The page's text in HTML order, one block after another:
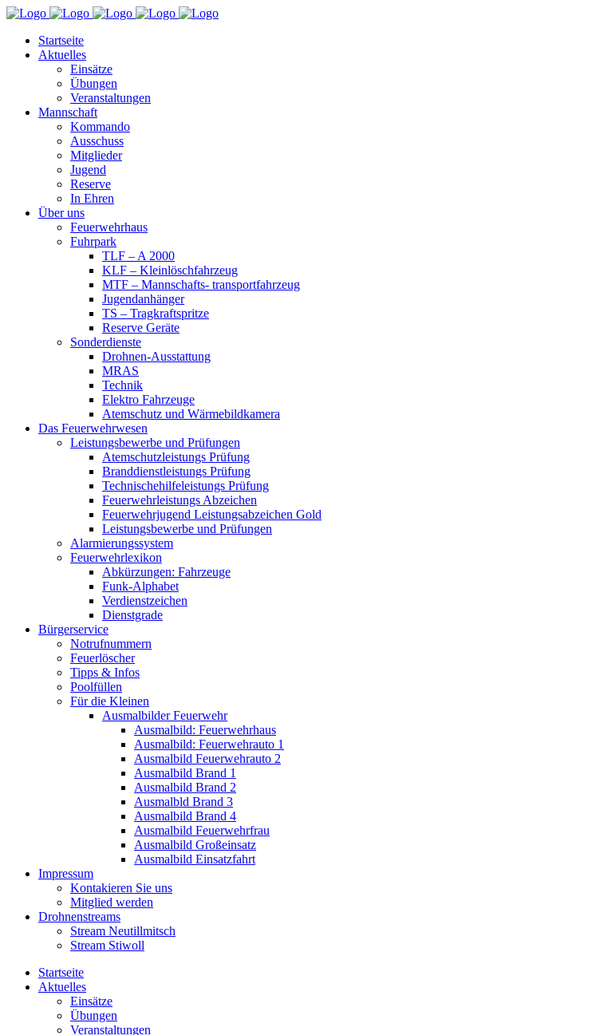
Startseite
Aktuelles
Einsätze
Übungen
Veranstaltungen
Mannschaft
Kommando
Ausschuss
Mitglieder
Jugend
Reserve
In Ehren
Über uns
Feuerwehrhaus
Fuhrpark
TLF – A 2000
KLF – Kleinlöschfahrzeug
MTF – Mannschafts- transportfahrzeug
Jugendanhänger
TS – Tragkraftspritze
Reserve Geräte
Sonderdienste
Drohnen-Ausstattung
MRAS
Technik
Elektro Fahrzeuge
Atemschutz und Wärmebildkamera
Das Feuerwehrwesen
Leistungsbewerbe und Prüfungen
Atemschutzleistungs Prüfung
Branddienstleistungs Prüfung
Technischehilfeleistungs Prüfung
Feuerwehrleistungs Abzeichen
Feuerwehrjugend Leistungsabzeichen Gold
Leistungsbewerbe und Prüfungen
Alarmierungssystem
Feuerwehrlexikon
Abkürzungen: Fahrzeuge
Funk-Alphabet
Verdienstzeichen
Dienstgrade
Bürgerservice
Notrufnummern
Feuerlöscher
Tipps & Infos
Poolfüllen
Für die Kleinen
Ausmalbilder Feuerwehr
Ausmalbild: Feuerwehrhaus
Ausmalbild: Feuerwehrauto 1
Ausmalbild Feuerwehrauto 2
Ausmalbild Brand 1
Ausmalbild Brand 2
Ausmalbld Brand 3
Ausmalbild Brand 4
Ausmalbild Feuerwehrfrau
Ausmalbild Großeinsatz
Ausmalbild Einsatzfahrt
Impressum
Kontakieren Sie uns
Mitglied werden
Drohnenstreams
Stream Neutillmitsch
Stream Stiwoll
Startseite
Aktuelles
Einsätze
Übungen
Veranstaltungen